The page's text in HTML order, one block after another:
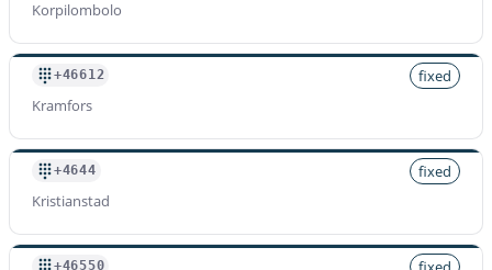
Korpilombolo
+46612
fixed
Kramfors
+4644
fixed
Kristianstad
+46550